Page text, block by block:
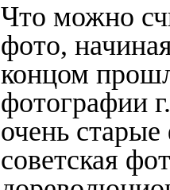
Что можно
фото,
концом
фотографии
очень
советская